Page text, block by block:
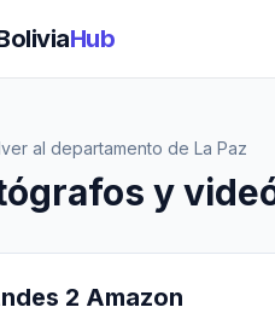
Hub
al departamento de La Paz
y
2 Amazon